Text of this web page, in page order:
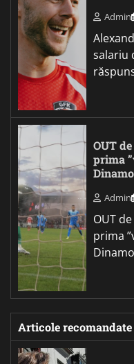
Admin
salariu
OUT
prima
Admin
OUT
prima
Articole recomandate